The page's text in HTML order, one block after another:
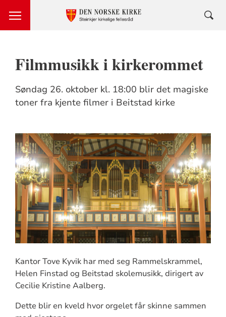
Filmmusikk i kirkerommet
Søndag 26. oktober kl. 18:00 blir det magiske
toner fra kjente filmer i Beitstad kirke
Kantor Tove Kyvik har med seg Rammelskrammel,
Helen Finstad og Beitstad skolemusikk, dirigert av
Cecilie Kristine Aalberg.
Dette blir en kveld hvor orgelet får skinne sammen